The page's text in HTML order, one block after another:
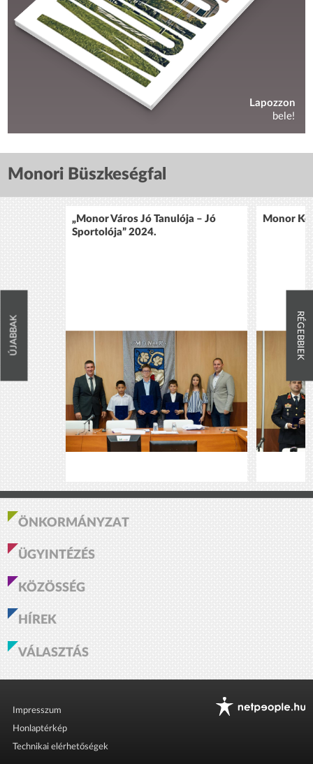
Lapozzon
bele!
Monori Büszkeségfal
ÚJABBAK
„Monor Város Jó Tanulója – Jó
Sportolója” 2024.
Monor
RÉGEBBIEK
ÖNKORMÁNYZAT
ÜGYINTÉZÉS
KÖZÖSSÉG
HÍREK
VÁLASZTÁS
Impresszum
Honlaptérkép
Technikai elérhetőségek